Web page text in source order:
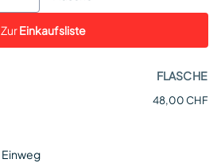
ZurEinkaufsliste
FLASCHE
48,00 CHF
Einweg